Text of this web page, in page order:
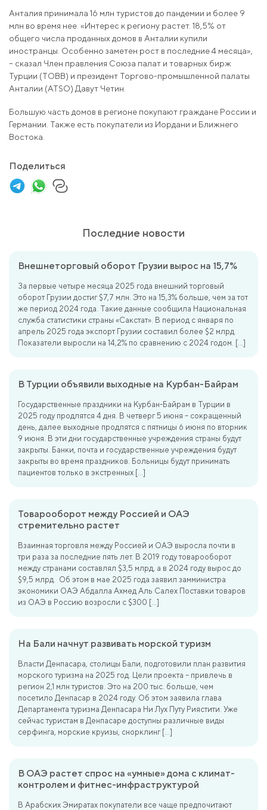
Анталия принимала 16 млн туристов до пандемии и более 9
млн во время нее. «Интерес к региону растет. 18,5% от
общего числа проданных домов в Анталии купили
иностранцы. Особенно заметен рост в последние 4 месяца»,
– сказал Член правления Союза палат и товарных бирж
Турции (TOBB) и президент Торгово-промышленной палаты
Анталии (ATSO) Давут Четин.
Большую часть домов в регионе покупают граждане России и
Германии. Также есть покупатели из Иордани и Ближнего
Востока.
Поделиться
Последние новости
Внешнеторговый оборот Грузии вырос на 15,7%
За первые четыре месяца 2025 года внешний торговый
оборот Грузии достиг $7,7 млн. Это на 15,3% больше, чем за тот
же период 2024 года. Такие данные сообщила Национальная
служба статистики страны «Сакстат». В период с января по
апрель 2025 года экспорт Грузии составил более $2 млрд.
Показатели выросли на 14,2% по сравнению с 2024 годом. […]
В Турции объявили выходные на Курбан-Байрам
Государственные праздники на Курбан-Байрам в Турции в
2025 году продлятся 4 дня. В четверг 5 июня – сокращенный
день, далее выходные продлятся с пятницы 6 июня по вторник
9 июня. В эти дни государственные учреждения страны будут
закрыты. Банки, почта и государственные учреждения будут
закрыты во время праздников. Больницы будут принимать
пациентов только в экстренных […]
Товарооборот между Россией и ОАЭ
стремительно растет
Взаимная торговля между Россией и ОАЭ выросла почти в
три раза за последние пять лет. В 2019 году товарооборот
между странами составлял $3,5 млрд, а в 2024 году вырос до
$9,5 млрд. Об этом в мае 2025 года заявил замминистра
экономики ОАЭ Абдалла Ахмед Аль Салех Поставки товаров
из ОАЭ в Россию возросли с $300 […]
На Бали начнут развивать морской туризм
Власти Денпасара, столицы Бали, подготовили план развития
морского туризма на 2025 год. Цели проекта – привлечь в
регион 2,1 млн туристов. Это на 200 тыс. больше, чем
посетило Денпасар в 2024 году. Об этом заявила глава
Департамента туризма Денпасара Ни Лух Путу Риястити. Уже
сейчас туристам в Денпасаре доступны различные виды
серфинга, морские круизы, снорклинг […]
В ОАЭ растет спрос на «умные» дома с климат-
контролем и фитнес-инфраструктурой
В Арабских Эмиратах покупатели все чаще предпочитают